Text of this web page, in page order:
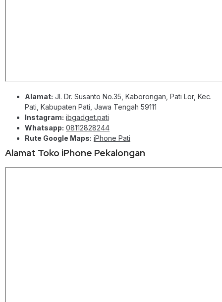
Alamat: Jl. Dr. Susanto No.35, Kaborongan, Pati Lor, Kec.
Pati, Kabupaten Pati, Jawa Tengah 59111
Instagram: ibgadget.pati
Whatsapp: 08112828244
Rute Google Maps: iPhone Pati
Alamat Toko iPhone Pekalongan